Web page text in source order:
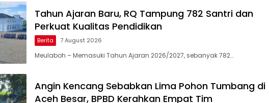
Tahun Ajaran Baru, RQ Tampung 782 Santri dan
Perkuat Kualitas Pendidikan
Berita 7 August 2026
Meulaboh – Memasuki Tahun Ajaran 2026/2027, sebanyak 782…
Angin Kencang Sebabkan Lima Pohon Tumbang di
Aceh Besar, BPBD Kerahkan Empat Tim